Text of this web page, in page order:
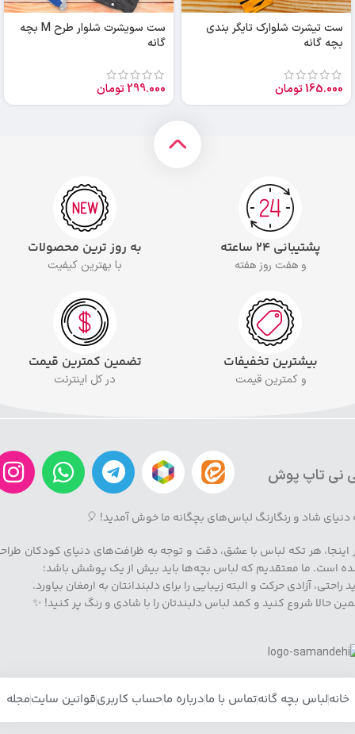
ست تیشرت شلوارک تایگر بندی
بچه گانه
165.000تومان
ست سویشرت شلوار طرح M بچه
گانه
299.000تومان
پشتیبانی ۲۴ ساعته
و هفت روز هفته
به روز ترین محصولات
با بهترین کیفیت
بیشترین تخفیفات
و کمترین قیمت
تضمین کمترین قیمت
در کل اینترنت
نی تاپ پوش
دنیای شاد و رنگارنگ لباس‌های بچگانه ما خوش آمدید! 🎈
اینجا، هر تکه لباس با عشق، دقت و توجه به ظرافت‌های دنیای کودکان
است. ما معتقدیم که لباس بچه‌ها باید بیش از یک پوشش باشد؛
راحتی، آزادی حرکت و البته زیبایی را برای دلبندانتان به ارمغان بیاورد.
حالا شروع کنید و کمد لباس دلبندتان را با شادی و رنگ پر کنید! ✨
خانهلباس بچه گانهتماس با مادرباره ماحساب کاربریقوانین سایتمجله